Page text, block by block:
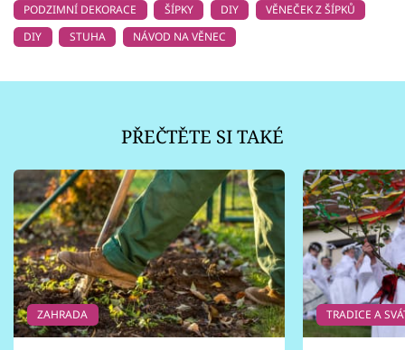
PODZIMNÍ DEKORACE
ŠÍPKY DIY
VĚNEČEK Z ŠÍPKŮ
DIY
STUHA NÁVOD NA VĚNEC
PŘEČTĚTE SI TAKÉ
ZAHRADA TRADICE A